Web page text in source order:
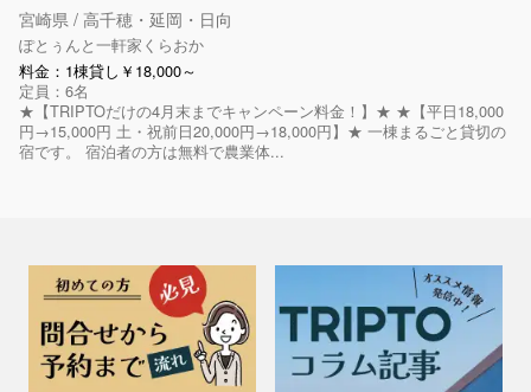
宮崎県 / 高千穂・延岡・日向
ぽとぅんと一軒家くらおか
料金：1棟貸し￥18,000～
定員：6名
★【TRIPTOだけの4月末までキャンペーン料金！】★ ★【平日18,000
円→15,000円 土・祝前日20,000円→18,000円】★ 一棟まるごと貸切の
宿です。 宿泊者の方は無料で農業体...